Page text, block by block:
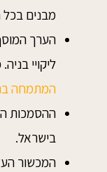
מבנים
הערך
ליקויי
המתמחה
ההסמכות
בישראל.
המכשור